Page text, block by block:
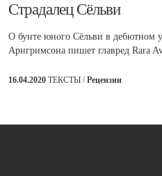
​Страдалец Сёльви
О бунте юного Сёльви в дебютном
Арнгримсона пишет главред Rara
16.04.2020 ТЕКСТЫ /Рецензии